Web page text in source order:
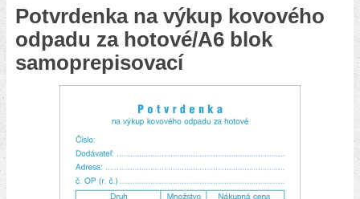
Potvrdenka na výkup kovového
odpadu za hotové/A6 blok
samoprepisovací